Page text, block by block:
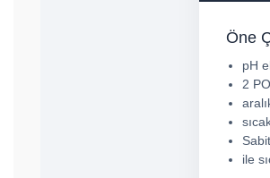
Öne
pH
2
ile